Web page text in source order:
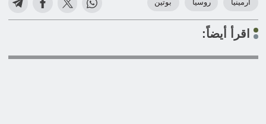
أرمينيا روسيا بوتين
اقرأ أيضاً: